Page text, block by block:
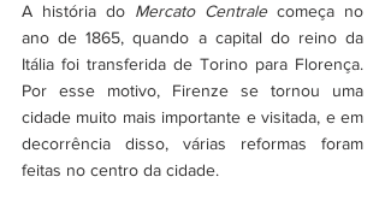
A história do Mercato Centrale começa no
ano de 1865, quando a capital do reino da
Itália foi transferida de Torino para Florença.
Por esse motivo, Firenze se tornou uma
cidade muito mais importante e visitada, e em
decorrência disso, várias reformas foram
feitas no centro da cidade.